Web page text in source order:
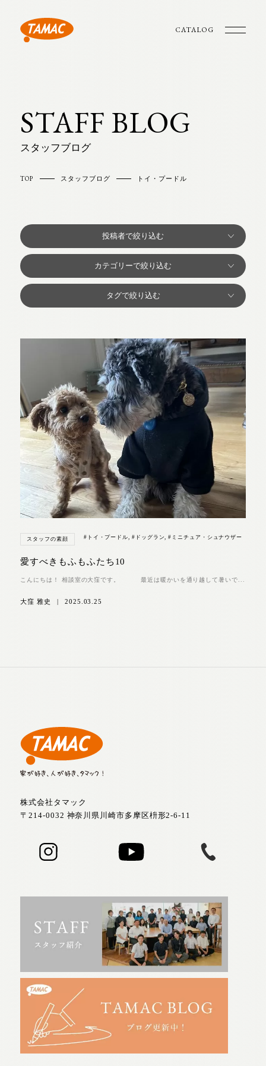
CATALOG
STAFF BLOG
スタッフブログ
TOP スタッフブログ トイ・プードル
スタッフの素顔 #トイ・プードル, #ドッグラン,#ミニチュア・シュナウザー
愛すべきもふもふたち10
こんにちは！ 相談室の大窪です。 最近は暖かいを通り越して暑いで...
大窪 雅史 2025.03.25
株式会社タマック
〒214-0032 神奈川県川崎市多摩区枡形2-6-11